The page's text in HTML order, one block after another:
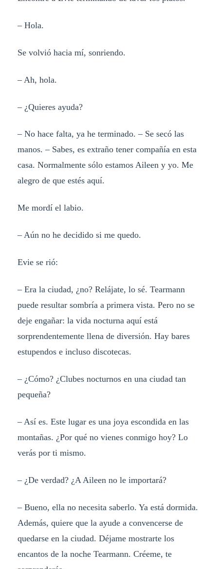
– Hola.
Se volvió hacia mí, sonriendo.
– Ah, hola.
– ¿Quieres ayuda?
– No hace falta, ya he terminado. – Se secó las
manos. – Sabes, es extraño tener compañía en esta
casa. Normalmente sólo estamos Aileen y yo. Me
alegro de que estés aquí.
Me mordí el labio.
– Aún no he decidido si me quedo.
Evie se rió:
– Era la ciudad, ¿no? Relájate, lo sé. Tearmann
puede resultar sombría a primera vista. Pero no se
deje engañar: la vida nocturna aquí está
sorprendentemente llena de diversión. Hay bares
estupendos e incluso discotecas.
– ¿Cómo? ¿Clubes nocturnos en una ciudad tan
pequeña?
– Así es. Este lugar es una joya escondida en las
montañas. ¿Por qué no vienes conmigo hoy? Lo
verás por ti mismo.
– ¿De verdad? ¿A Aileen no le importará?
– Bueno, ella no necesita saberlo. Ya está dormida.
Además, quiere que la ayude a convencerse de
quedarse en la ciudad. Déjame mostrarte los
encantos de la noche Tearmann. Créeme, te